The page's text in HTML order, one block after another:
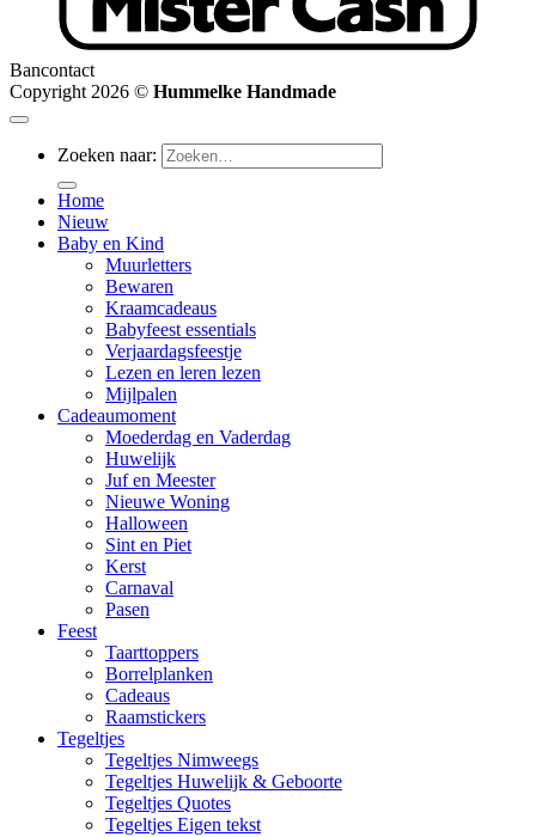
Bancontact
Copyright 2026 © Hummelke Handmade
Zoeken naar:
Home
Nieuw
Baby en Kind
Muurletters
Bewaren
Kraamcadeaus
Babyfeest essentials
Verjaardagsfeestje
Lezen en leren lezen
Mijlpalen
Cadeaumoment
Moederdag en Vaderdag
Huwelijk
Juf en Meester
Nieuwe Woning
Halloween
Sint en Piet
Kerst
Carnaval
Pasen
Feest
Taarttoppers
Borrelplanken
Cadeaus
Raamstickers
Tegeltjes
Tegeltjes Nimweegs
Tegeltjes Huwelijk & Geboorte
Tegeltjes Quotes
Tegeltjes Eigen tekst